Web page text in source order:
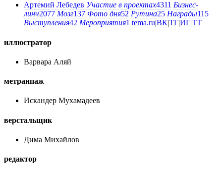
Артемий Лебедев Участие в проектах4311 Бизнес-
линч2077 Мозг137 Фото дня52 Рутина25 Награды115
Выступления42 Мероприятия1 tema.ru|ВК|ТГ|ИГ|ТТ
иллюстратор
Варвара Аляй
метранпаж
Искандер Мухамадеев
верстальщик
Дима Михайлов
редактор